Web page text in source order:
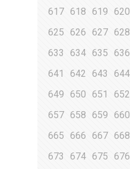
617 618 619 620
625
626 627 628
633
634 635 636
641
642 643 644
649
650 651 652
657 658 659 660
665
666 667 668
673
674 675 676